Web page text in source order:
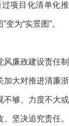
项目化清单化推
为“实景图”。
廉政建设责任制
加大对推进清廉浙
不够、力度不大或
坚决追究责任。